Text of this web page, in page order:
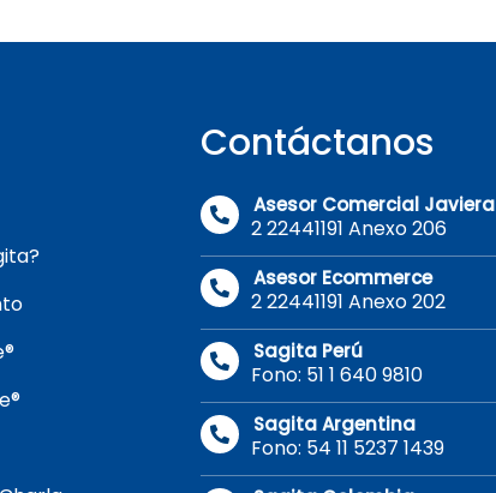
Contáctanos
Asesor Comercial Javiera
2 22441191 Anexo 206
Asesor Ecommerce
2 22441191 Anexo 202
Sagita Perú
Fono: 51 1 640 9810
Sagita Argentina
Fono: 54 11 5237 1439